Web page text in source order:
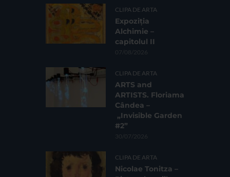
CLIPA DE ARTA
Expoziția
Alchimie –
capitolul II
07/08/2026
CLIPA DE ARTA
ARTS and
ARTISTS. Floriama
Cândea –
„Invisible Garden
#2”
30/07/2026
CLIPA DE ARTA
Nicolae Tonitza –